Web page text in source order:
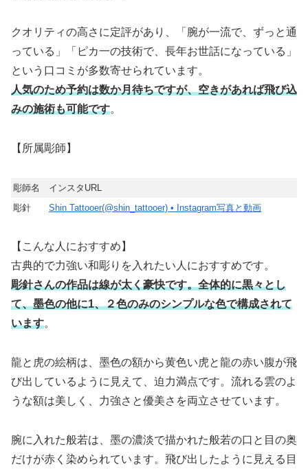
クオリティの高さに定評があり、「腕が一流で、ずっと通
っている」「ピカ一の技術で、長年お世話になっている」
という口コミが多数寄せられています。
人気のため予約は数か月待ちですが、空きがあれば飛び込
みの施術も可能です。
【所属彫師】
彫師名
インスタURL
彫針
Shin Tattooer(@shin_tattooer) • Instagram写真と動画
【こんな人におすすめ】
古典的で力強い和彫りを入れたい人におすすめです。
彫針さんの作品は線が太く豪快です。全体的に黒々とし
て、墨色の他に1、２色のみのシンプルな色で構成されて
います。
龍と虎の絵柄は、墨色の額から黄色い虎と龍の赤い腹が飛
び出しているように見えて、迫力満点です。流れる雲のよ
うな額は美しく、力強さと優美さを両立させています。
腕に入れた般若は、墨の濃淡で描かれた般若の口と目の奥
だけが赤く染められています。飛び出したように見える目